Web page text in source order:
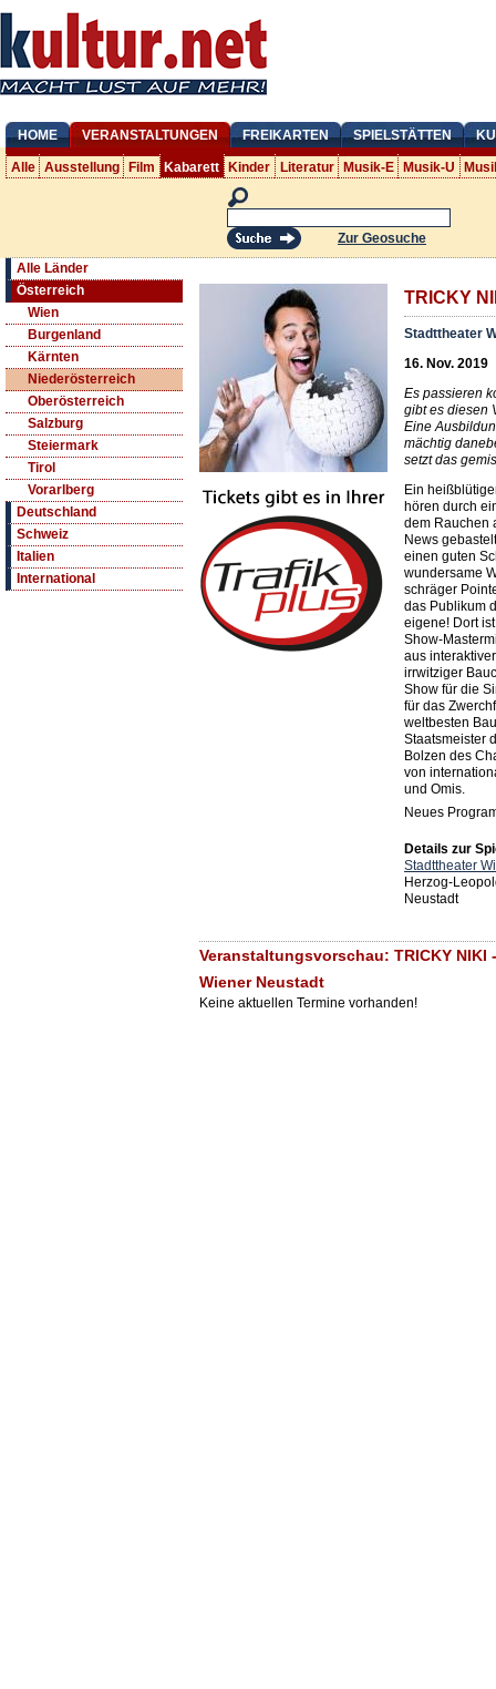
HOME VERANSTALTUNGEN FREIKARTEN SPIELSTÄTTEN
Alle Ausstellung Film Kabarett Kinder Literatur Musik-E Musik-U
Zur Geosuche
Alle Länder
Österreich
Wien
Burgenland
Kärnten
Niederösterreich
Oberösterreich
Salzburg
Steiermark
Tirol
Vorarlberg
Deutschland
Schweiz
Italien
International
TRICKY
Stadttheater
16. Nov. 2019
Es passieren
gibt es diesen
Eine
mächtig
setzt das
Ein
hören durch
dem Rauchen
News
einen guten
wundersame
schräger
das Publikum
eigene! Dort
Show-
aus
irrwitziger
Show für die
für das
weltbesten
Staatsmeister
Bolzen des
von
und Omis.
Neues
Details zur
Stadttheater
Herzog-
Neustadt
Veranstaltungsvorschau: TRICKY NIKI
Wiener Neustadt
Keine aktuellen Termine vorhanden!